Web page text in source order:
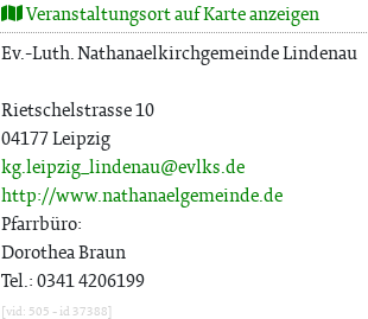
Veranstaltungsort auf Karte anzeigen
Ev.-Luth. Nathanaelkirchgemeinde Lindenau
Rietschelstrasse 10
04177 Leipzig
kg.leipzig_lindenau@evlks.de
http://www.nathanaelgemeinde.de
Pfarrbüro:
Dorothea Braun
Tel.: 0341 4206199
[vid: 505 - id 37388]